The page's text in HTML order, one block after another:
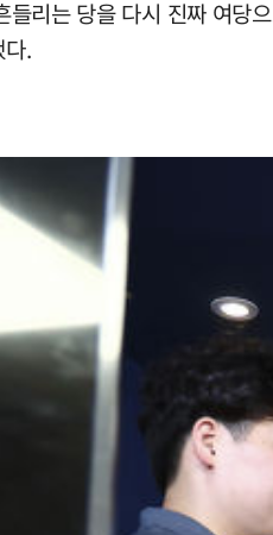
들리는 당을 다시 진짜 여당
.